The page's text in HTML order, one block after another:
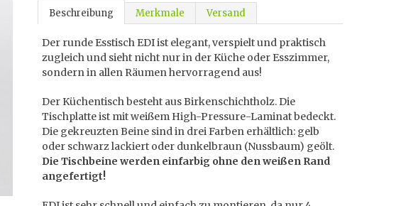
Beschreibung Merkmale Versand
Der runde Esstisch EDI ist elegant, verspielt und praktisch
zugleich und sieht nicht nur in der Küche oder Esszimmer,
sondern in allen Räumen hervorragend aus!
Der Küchentisch besteht aus Birkenschichtholz. Die
Tischplatte ist mit weißem High-Pressure-Laminat bedeckt.
Die gekreuzten Beine sind in drei Farben erhältlich: gelb
oder schwarz lackiert oder dunkelbraun (Nussbaum) geölt.
Die Tischbeine werden einfarbig ohne den weißen Rand
angefertigt!